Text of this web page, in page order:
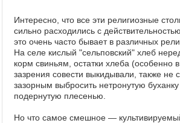
Интересно, что все эти религиозные
сильно расходились с
это очень часто бывает в различных
На селе кислый "сельповский" хлеб
корм свиньям, остатки хлеба (особенно
зазрения совести выкидывали, также не
зазорным выбросить нетронутую
подернутую плесенью.
Но что самое смешное —